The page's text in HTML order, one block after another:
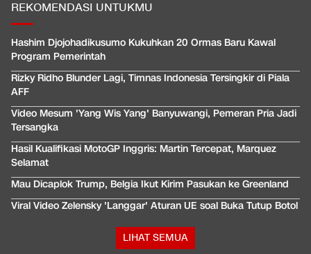
REKOMENDASI UNTUKMU
Hashim Djojohadikusumo Kukuhkan 20 Ormas Baru Kawal
Program Pemerintah
Rizky Ridho Blunder Lagi, Timnas Indonesia Tersingkir di Piala
AFF
Video Mesum 'Yang Wis Yang' Banyuwangi, Pemeran Pria Jadi
Tersangka
Hasil Kualifikasi MotoGP Inggris: Martin Tercepat, Marquez
Selamat
Mau Dicaplok Trump, Belgia Ikut Kirim Pasukan ke Greenland
Viral Video Zelensky 'Langgar' Aturan UE soal Buka Tutup Botol
LIHAT SEMUA